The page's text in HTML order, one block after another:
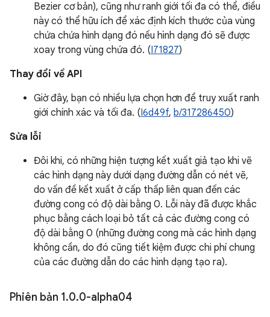
Bezier cơ bản), cũng như ranh giới tối đa có thể, điều
này có thể hữu ích để xác định kích thước của vùng
chứa chứa hình dạng đó nếu hình dạng đó sẽ được
xoay trong vùng chứa đó. (I71827)
Thay đổi về API
Giờ đây, bạn có nhiều lựa chọn hơn để truy xuất ranh
giới chính xác và tối đa. (I6d49f, b/317286450)
Sửa lỗi
Đôi khi, có những hiện tượng kết xuất giả tạo khi vẽ
các hình dạng này dưới dạng đường dẫn có nét vẽ,
do vấn đề kết xuất ở cấp thấp liên quan đến các
đường cong có độ dài bằng 0. Lỗi này đã được khắc
phục bằng cách loại bỏ tất cả các đường cong có
độ dài bằng 0 (những đường cong mà các hình dạng
không cần, do đó cũng tiết kiệm được chi phí chung
của các đường dẫn do các hình dạng tạo ra).
Phiên bản 1.0.0-alpha04